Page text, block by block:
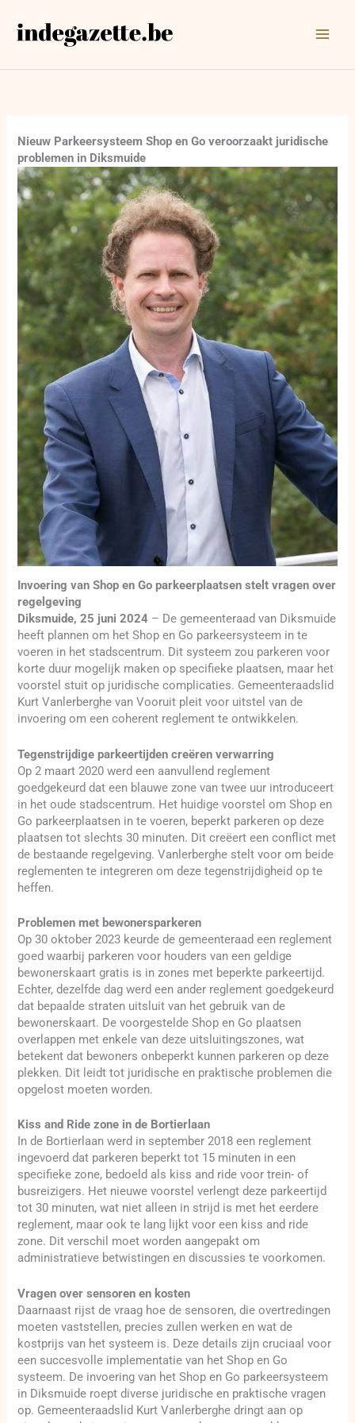
naar
Nieuw Parkeersysteem Shop en Go veroorzaakt juridische
problemen in Diksmuide
Invoering van Shop en Go parkeerplaatsen stelt vragen over
regelgeving
Diksmuide, 25 juni 2024 – De gemeenteraad van Diksmuide
heeft plannen om het Shop en Go parkeersysteem in te
voeren in het stadscentrum. Dit systeem zou parkeren voor
korte duur mogelijk maken op specifieke plaatsen, maar het
voorstel stuit op juridische complicaties. Gemeenteraadslid
Kurt Vanlerberghe van Vooruit pleit voor uitstel van de
invoering om een coherent reglement te ontwikkelen.
Tegenstrijdige parkeertijden creëren verwarring
Op 2 maart 2020 werd een aanvullend reglement
goedgekeurd dat een blauwe zone van twee uur introduceert
in het oude stadscentrum. Het huidige voorstel om Shop en
Go parkeerplaatsen in te voeren, beperkt parkeren op deze
plaatsen tot slechts 30 minuten. Dit creëert een conflict met
de bestaande regelgeving. Vanlerberghe stelt voor om beide
reglementen te integreren om deze tegenstrijdigheid op te
heffen.
Problemen met bewonersparkeren
Op 30 oktober 2023 keurde de gemeenteraad een reglement
goed waarbij parkeren voor houders van een geldige
bewonerskaart gratis is in zones met beperkte parkeertijd.
Echter, dezelfde dag werd een ander reglement goedgekeurd
dat bepaalde straten uitsluit van het gebruik van de
bewonerskaart. De voorgestelde Shop en Go plaatsen
overlappen met enkele van deze uitsluitingszones, wat
betekent dat bewoners onbeperkt kunnen parkeren op deze
plekken. Dit leidt tot juridische en praktische problemen die
opgelost moeten worden.
Kiss and Ride zone in de Bortierlaan
In de Bortierlaan werd in september 2018 een reglement
ingevoerd dat parkeren beperkt tot 15 minuten in een
specifieke zone, bedoeld als kiss and ride voor trein- of
busreizigers. Het nieuwe voorstel verlengt deze parkeertijd
tot 30 minuten, wat niet alleen in strijd is met het eerdere
reglement, maar ook te lang lijkt voor een kiss and ride
zone. Dit verschil moet worden aangepakt om
administratieve betwistingen en discussies te voorkomen.
Vragen over sensoren en kosten
Daarnaast rijst de vraag hoe de sensoren, die overtredingen
moeten vaststellen, precies zullen werken en wat de
kostprijs van het systeem is. Deze details zijn cruciaal voor
een succesvolle implementatie van het Shop en Go
systeem. De invoering van het Shop en Go parkeersysteem
in Diksmuide roept diverse juridische en praktische vragen
op. Gemeenteraadslid Kurt Vanlerberghe dringt aan op